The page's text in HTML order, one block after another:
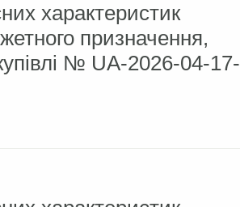
характеристик
призначення,
№ UA-2026-04-17-